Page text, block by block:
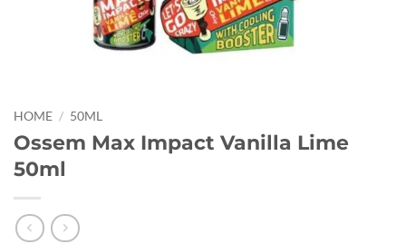
HOME / 50ML
Ossem Max Impact Vanilla Lime
50ml